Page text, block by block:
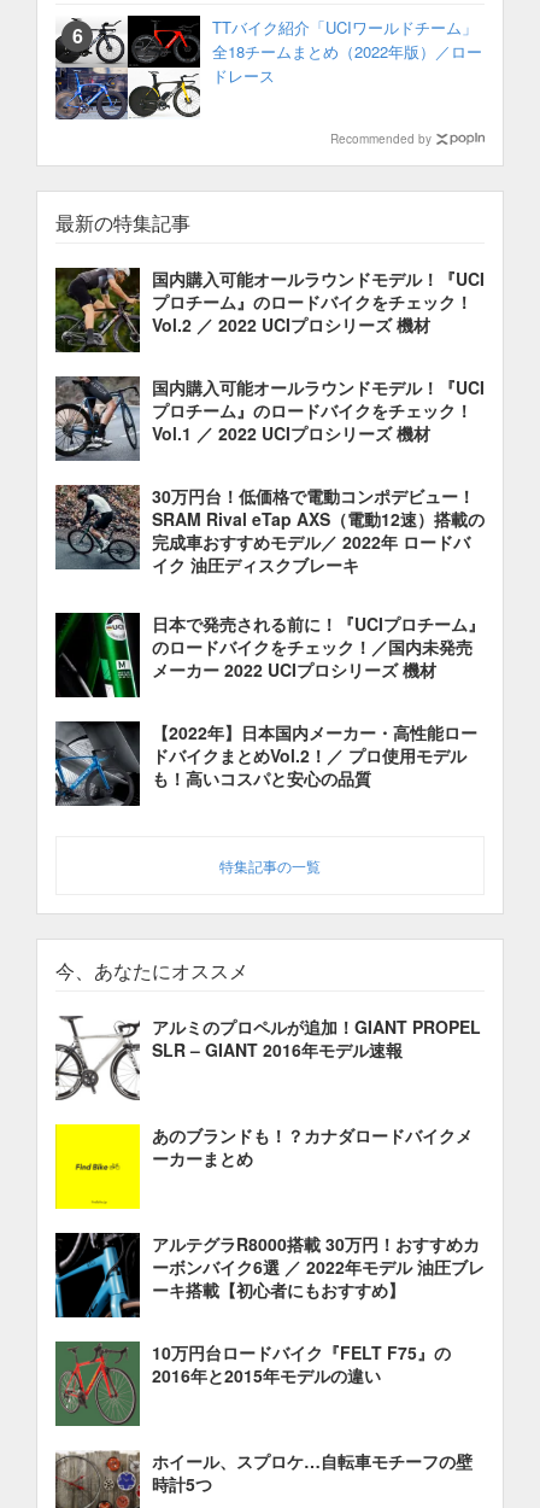
TTバイク紹介「UCIワールドチーム」
全18チームまとめ（2022年版）／ロー
ドレース
Recommended by
最新の特集記事
国内購入可能オールラウンドモデル！『UCI
プロチーム』のロードバイクをチェック！
Vol.2 ／ 2022 UCIプロシリーズ 機材
国内購入可能オールラウンドモデル！『UCI
プロチーム』のロードバイクをチェック！
Vol.1 ／ 2022 UCIプロシリーズ 機材
30万円台！低価格で電動コンポデビュー！
SRAM Rival eTap AXS（電動12速）搭載の
完成車おすすめモデル／ 2022年 ロードバ
イク 油圧ディスクブレーキ
日本で発売される前に！『UCIプロチーム』
のロードバイクをチェック！／国内未発売
メーカー 2022 UCIプロシリーズ 機材
【2022年】日本国内メーカー・高性能ロー
ドバイクまとめVol.2！／ プロ使用モデル
も！高いコスパと安心の品質
特集記事の一覧
今、あなたにオススメ
アルミのプロペルが追加！GIANT PROPEL
SLR – GIANT 2016年モデル速報
あのブランドも！？カナダロードバイクメ
ーカーまとめ
アルテグラR8000搭載 30万円！おすすめカ
ーボンバイク6選 ／ 2022年モデル 油圧ブレ
ーキ搭載【初心者にもおすすめ】
10万円台ロードバイク『FELT F75』の
2016年と2015年モデルの違い
ホイール、スプロケ…自転車モチーフの壁
時計5つ